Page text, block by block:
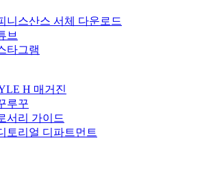
니스산스 서체 다운로드
브
타그램
H 매거진
루꾸
서리 가이드
토리얼 디파트먼트